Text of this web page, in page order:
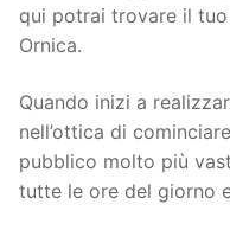
qui potrai trovare il
Ornica.
Quando inizi a
nell’ottica di
pubblico molto più
tutte le ore del giorno